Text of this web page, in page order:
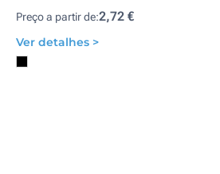
Preço a partir de:2,72 €
Ver detalhes >